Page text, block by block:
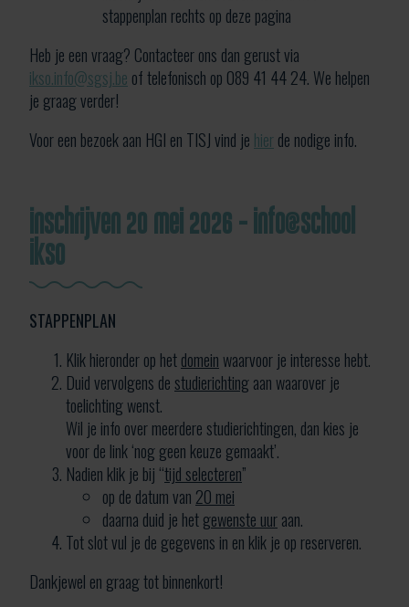
stappenplan rechts op deze pagina
Heb je een vraag? Contacteer ons dan gerust via
ikso.info@sgsj.be of telefonisch op 089 41 44 24. We helpen
je graag verder!
Voor een bezoek aan HGI en TISJ vind je hierde nodige info.
inschrijven 20 mei 2026 - info@school
ikso
STAPPENPLAN
Klik hieronder op hetdomein waarvoor je interesse hebt.
Duid vervolgens de studierichtingaan waarover je
toelichting wenst.
Wil je info over meerdere studierichtingen, dan kies je
voor de link ‘nog geen keuze gemaakt’.
Nadien klik je bij “tijd selecteren”
op de datum van 20 mei
daarna duid je hetgewenste uuraan.
Tot slot vul je de gegevens in en klik je op reserveren.
Dankjewel en graag tot binnenkort!